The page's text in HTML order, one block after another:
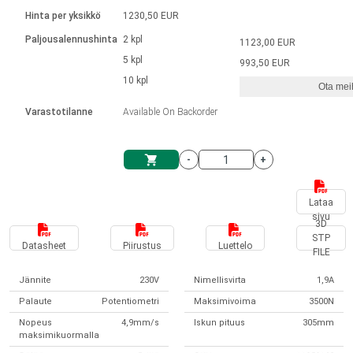
Yksikköjärjestelmä
Solenoidit
integroitu ohjain
Ø 28-42| 1-1400 rpm | <= 290 Ncm
Harjattomat tasavirtamoottorien
Harjatut DC-moottorin ajurit
DPWM-sarja
Askelmoottorien ajurit
Synchronous-Asynchronous | 1-4 toimilaitteelle
Synchronous-Asynchronous | 1-4 toimilaitteelle
Français (EUR)
Norsk (NOK)
Suomi (EUR)
Svenska (SEK)
Hinta per yksikkö
Paljousalennushinta
Varastotilanne
1230,50 EUR
2 kpl
5 kpl
10 kpl
Available On Backorder
1123,00 EUR
993,50 EUR
Ota
- +
Lataa
sivu
Datasheet Piirustus Luettelo
3D
STP
FILE
Jännite 230V Nimellisvirta 1,9A
Palaute Potentiometri Maksimivoima 3500N
Nopeus
maksimikuormalla
4,9mm/s Iskun pituus 305mm